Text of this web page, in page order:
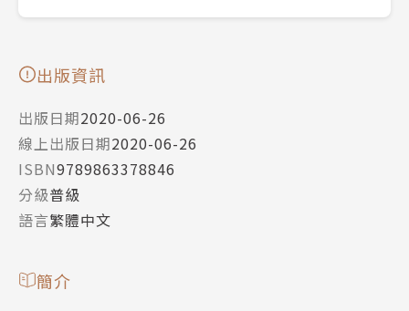
出版資訊
出版日期2020-06-26
線上出版日期2020-06-26
ISBN9789863378846
分級普級
語言繁體中文
簡介